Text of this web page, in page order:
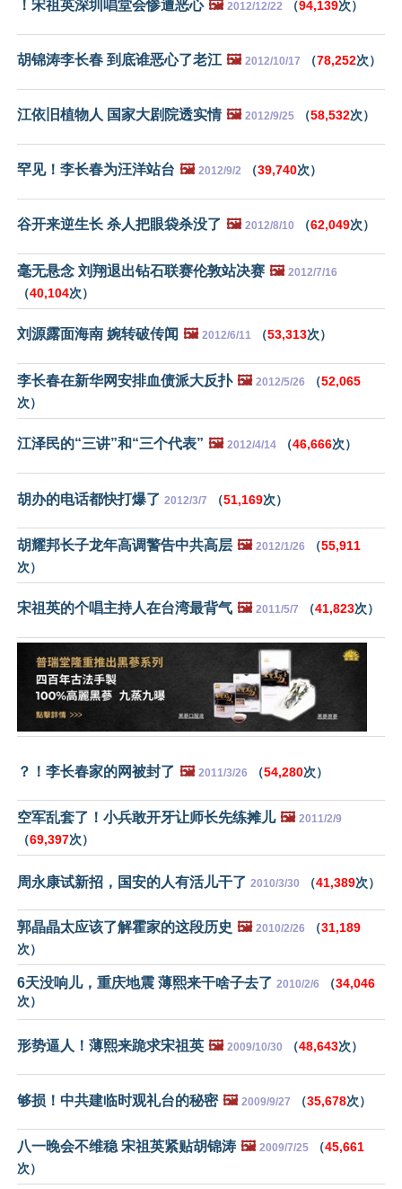
！宋祖英深圳唱堂会惨遭恶心 🖼️ 2012/12/22 （94,139次）
胡锦涛李长春 到底谁恶心了老江 🖼️ 2012/10/17 （78,252次）
江依旧植物人 国家大剧院透实情 🖼️ 2012/9/25 （58,532次）
罕见！李长春为汪洋站台 🖼️ 2012/9/2 （39,740次）
谷开来逆生长 杀人把眼袋杀没了 🖼️ 2012/8/10 （62,049次）
毫无悬念 刘翔退出钻石联赛伦敦站决赛 🖼️ 2012/7/16
（40,104次）
刘源露面海南 婉转破传闻 🖼️ 2012/6/11 （53,313次）
李长春在新华网安排血债派大反扑 🖼️ 2012/5/26 （52,065
次）
江泽民的“三讲”和“三个代表” 🖼️ 2012/4/14 （46,666次）
胡办的电话都快打爆了 2012/3/7 （51,169次）
胡耀邦长子龙年高调警告中共高层 🖼️ 2012/1/26 （55,911
次）
宋祖英的个唱主持人在台湾最背气 🖼️ 2011/5/7 （41,823次）
？！李长春家的网被封了 🖼️ 2011/3/26 （54,280次）
空军乱套了！小兵敢开牙让师长先练摊儿 🖼️ 2011/2/9
（69,397次）
周永康试新招，国安的人有活儿干了 2010/3/30 （41,389次）
郭晶晶太应该了解霍家的这段历史 🖼️ 2010/2/26 （31,189
次）
6天没响儿，重庆地震 薄熙来干啥子去了 2010/2/6 （34,046
次）
形势逼人！薄熙来跪求宋祖英 🖼️ 2009/10/30 （48,643次）
够损！中共建临时观礼台的秘密 🖼️ 2009/9/27 （35,678次）
八一晚会不维稳 宋祖英紧贴胡锦涛 🖼️ 2009/7/25 （45,661
次）